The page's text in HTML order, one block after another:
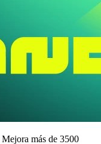
Mejora más de 3500